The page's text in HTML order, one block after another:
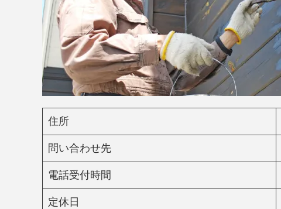
住所
問い合わせ先
電話受付時間
定休日